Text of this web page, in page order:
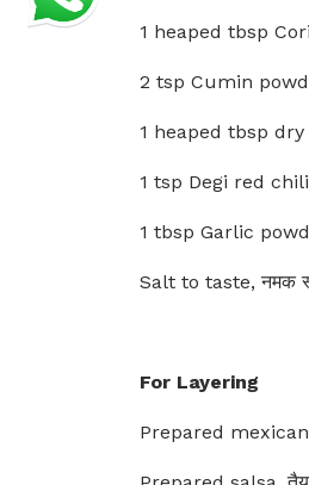
1 heaped tbsp
2 tsp Cumin
1 heaped tbsp dry
1 tsp Degi red chili
1 tbsp Garlic
Salt to taste, नमक
For Layering
Prepared mexican